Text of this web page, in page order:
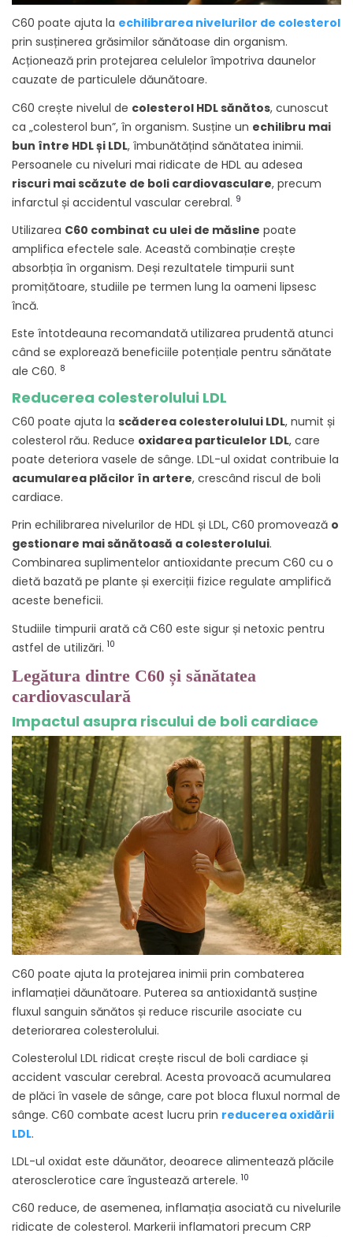
C60 poate ajuta la echilibrarea nivelurilor de colesterol
prin susținerea grăsimilor sănătoase din organism.
Acționează prin protejarea celulelor împotriva daunelor
cauzate de particulele dăunătoare.
C60 crește nivelul de colesterol HDL sănătos, cunoscut
ca „colesterol bun”, în organism. Susține un echilibru mai
bun între HDL și LDL, îmbunătățind sănătatea inimii.
Persoanele cu niveluri mai ridicate de HDL au adesea
riscuri mai scăzute de boli cardiovasculare, precum
infarctul și accidentul vascular cerebral. 9
Utilizarea C60 combinat cu ulei de măsline poate
amplifica efectele sale. Această combinație crește
absorbția în organism. Deși rezultatele timpurii sunt
promițătoare, studiile pe termen lung la oameni lipsesc
încă.
Este întotdeauna recomandată utilizarea prudentă atunci
când se explorează beneficiile potențiale pentru sănătate
ale C60. 8
Reducerea colesterolului LDL
C60 poate ajuta la scăderea colesterolului LDL, numit și
colesterol rău. Reduce oxidarea particulelor LDL, care
poate deteriora vasele de sânge. LDL-ul oxidat contribuie la
acumularea plăcilor în artere, crescând riscul de boli
cardiace.
Prin echilibrarea nivelurilor de HDL și LDL, C60 promovează o
gestionare mai sănătoasă a colesterolului.
Combinarea suplimentelor antioxidante precum C60 cu o
dietă bazată pe plante și exerciții fizice regulate amplifică
aceste beneficii.
Studiile timpurii arată că C60 este sigur și netoxic pentru
astfel de utilizări. 10
Legătura dintre C60 și sănătatea
cardiovasculară
Impactul asupra riscului de boli cardiace
C60 poate ajuta la protejarea inimii prin combaterea
inflamației dăunătoare. Puterea sa antioxidantă susține
fluxul sanguin sănătos și reduce riscurile asociate cu
deteriorarea colesterolului.
Colesterolul LDL ridicat crește riscul de boli cardiace și
accident vascular cerebral. Acesta provoacă acumularea
de plăci în vasele de sânge, care pot bloca fluxul normal de
sânge. C60 combate acest lucru prin reducerea oxidării
LDL.
LDL-ul oxidat este dăunător, deoarece alimentează plăcile
aterosclerotice care îngustează arterele. 10
C60 reduce, de asemenea, inflamația asociată cu nivelurile
ridicate de colesterol. Markerii inflamatori precum CRP